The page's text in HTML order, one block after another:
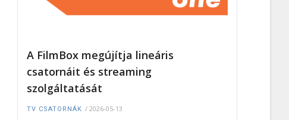
A FilmBox megújítja lineáris
csatornáit és streaming
szolgáltatását
TV CSATORNÁK / 2026-05-13